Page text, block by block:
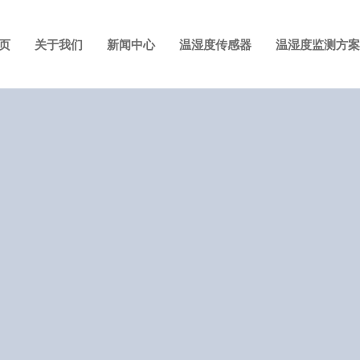
关于我们 新闻中心 温湿度传感器 温湿度监测方案